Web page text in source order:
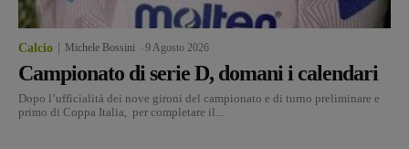
Calcio Michele Bossini 9 Agosto 2026
Campionato di serie D, domani i calendari
Dopo l’ufficialità dei nove gironi del campionato e di turno preliminare e
primo di Coppa Italia, per completare il...